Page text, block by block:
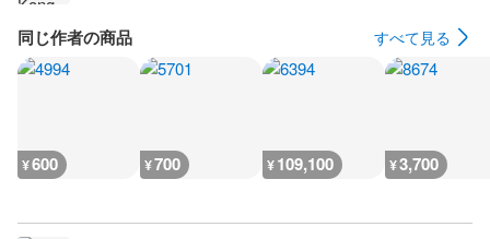
同じ作者の商品 すべて見る
¥600 ¥700 ¥109,100 ¥3,700